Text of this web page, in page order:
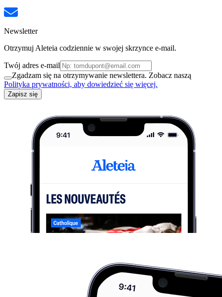
Newsletter
Otrzymuj Aleteia codziennie w swojej skrzynce e-mail.
Twój adres e-mail
Zgadzam się na otrzymywanie newslettera. Zobacz naszą
Polityka prywatności, aby dowiedzieć się więcej.
Zapisz się